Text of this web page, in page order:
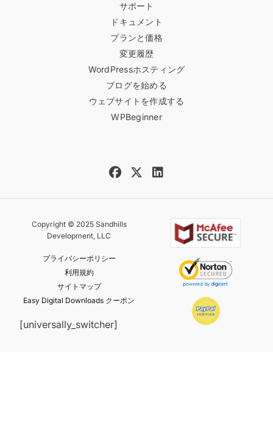
サポート
ドキュメント
プランと価格
変更履歴
WordPressホスティング
ブログを始める
ウェブサイトを作成する
WPBeginner
Copyright © 2025 Sandhills
Development, LLC
プライバシーポリシー
利用規約
サイトマップ
Easy Digital Downloads クーポン
[universally_switcher]